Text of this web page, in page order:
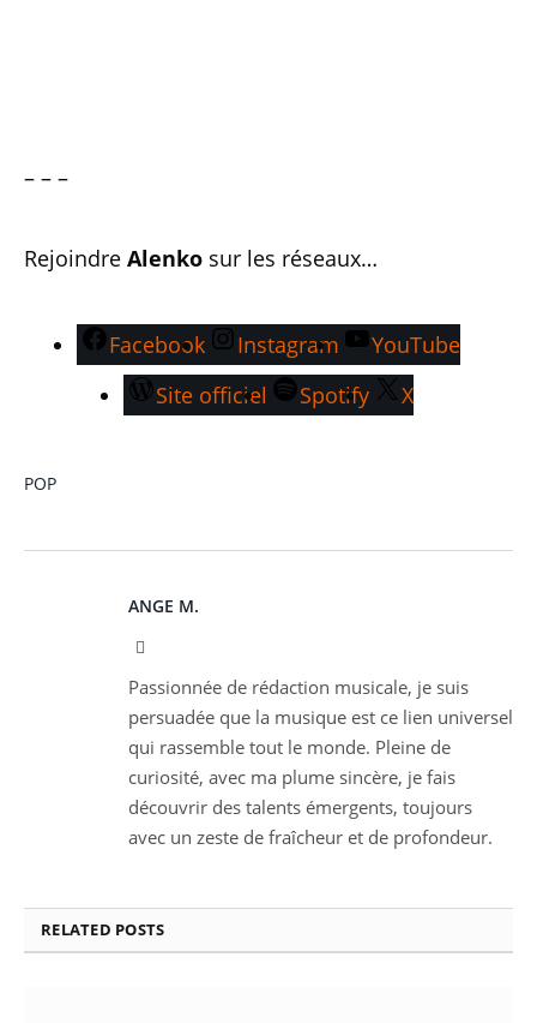
– – –
Rejoindre Alenko sur les réseaux…
Facebook Instagram
YouTube
Site officiel
Spotify X
POP
ANGE M.
Passionnée de rédaction musicale, je suis
persuadée que la musique est ce lien universel
qui rassemble tout le monde. Pleine de
curiosité, avec ma plume sincère, je fais
découvrir des talents émergents, toujours
avec un zeste de fraîcheur et de profondeur.
RELATED POSTS